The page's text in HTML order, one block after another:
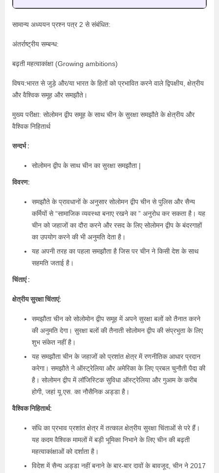
सामान्य अध्ययन प्रश्न पत्र 2 से संबंधित:
अंतर्राष्ट्रीय सम्बन्ध:
बढ़ती महत्वाकांक्षा (Growing ambitions)
विषय:भारत से जुड़े और/या भारत के हितों को प्रभावित करने वाले द्विपक्षीय, क्षेत्रीय
और वैश्विक समूह और समझौते।
मुख्य परीक्षा: सोलोमन द्वीप समूह के साथ चीन के सुरक्षा समझौते के क्षेत्रीय और
वैश्विक निहितार्थ
सन्दर्भ :
सोलोमन द्वीप के साथ चीन का सुरक्षा समझौता |
विवरण:
समझौते के प्रावधानों के अनुसार सोलोमन द्वीप चीन से पुलिस और सैन्य
कर्मियों से “सामाजिक व्यवस्था बनाए रखने का ” अनुरोध कर सकता है। यह
चीन को जहाजों का दौरा करने और रसद के लिए सोलोमन द्वीप के बंदरगाहों
का उपयोग करने की भी अनुमति देता है।
यह अपनी तरह का पहला समझौता है जिस पर चीन ने किसी देश के साथ
सहमति जताई है।
चिंताएं :
क्षेत्रीय सुरक्षा चिंताएं:
समझौता चीन को सोलोमोन द्वीप समूह में अपने सुरक्षा बलों को तैनात करने
की अनुमति देगा। सुरक्षा बलों की तैनाती सोलोमन द्वीप की संप्रभुता के लिए
शुभ संकेत नहीं है।
यह समझौता चीन के जहाजों को प्रशांत क्षेत्र में रणनीतिक आधार प्रदान
करेगा। समझौते ने ऑस्ट्रेलिया और अमेरिका के लिए प्रबल चुनौती पैदा की
है। सोलोमन द्वीप में लॉजिस्टिक सुविधा ऑस्ट्रेलिया और गुआम के करीब
होगी, जहां यू.एस. का नौसैनिक अड्डा है।
वैश्विक निहितार्थ:
संधि का प्रभाव प्रशांत क्षेत्र में तत्काल क्षेत्रीय सुरक्षा चिंताओं से परे हैं।
यह कदम वैश्विक मामलों में बड़ी भूमिका निभाने के लिए चीन की बढ़ती
महत्वाकांक्षाओं को दर्शाता है।
विदेश में सैन्य अड्डा नहीं बनाने के बार-बार दावों के बावजूद, चीन ने 2017